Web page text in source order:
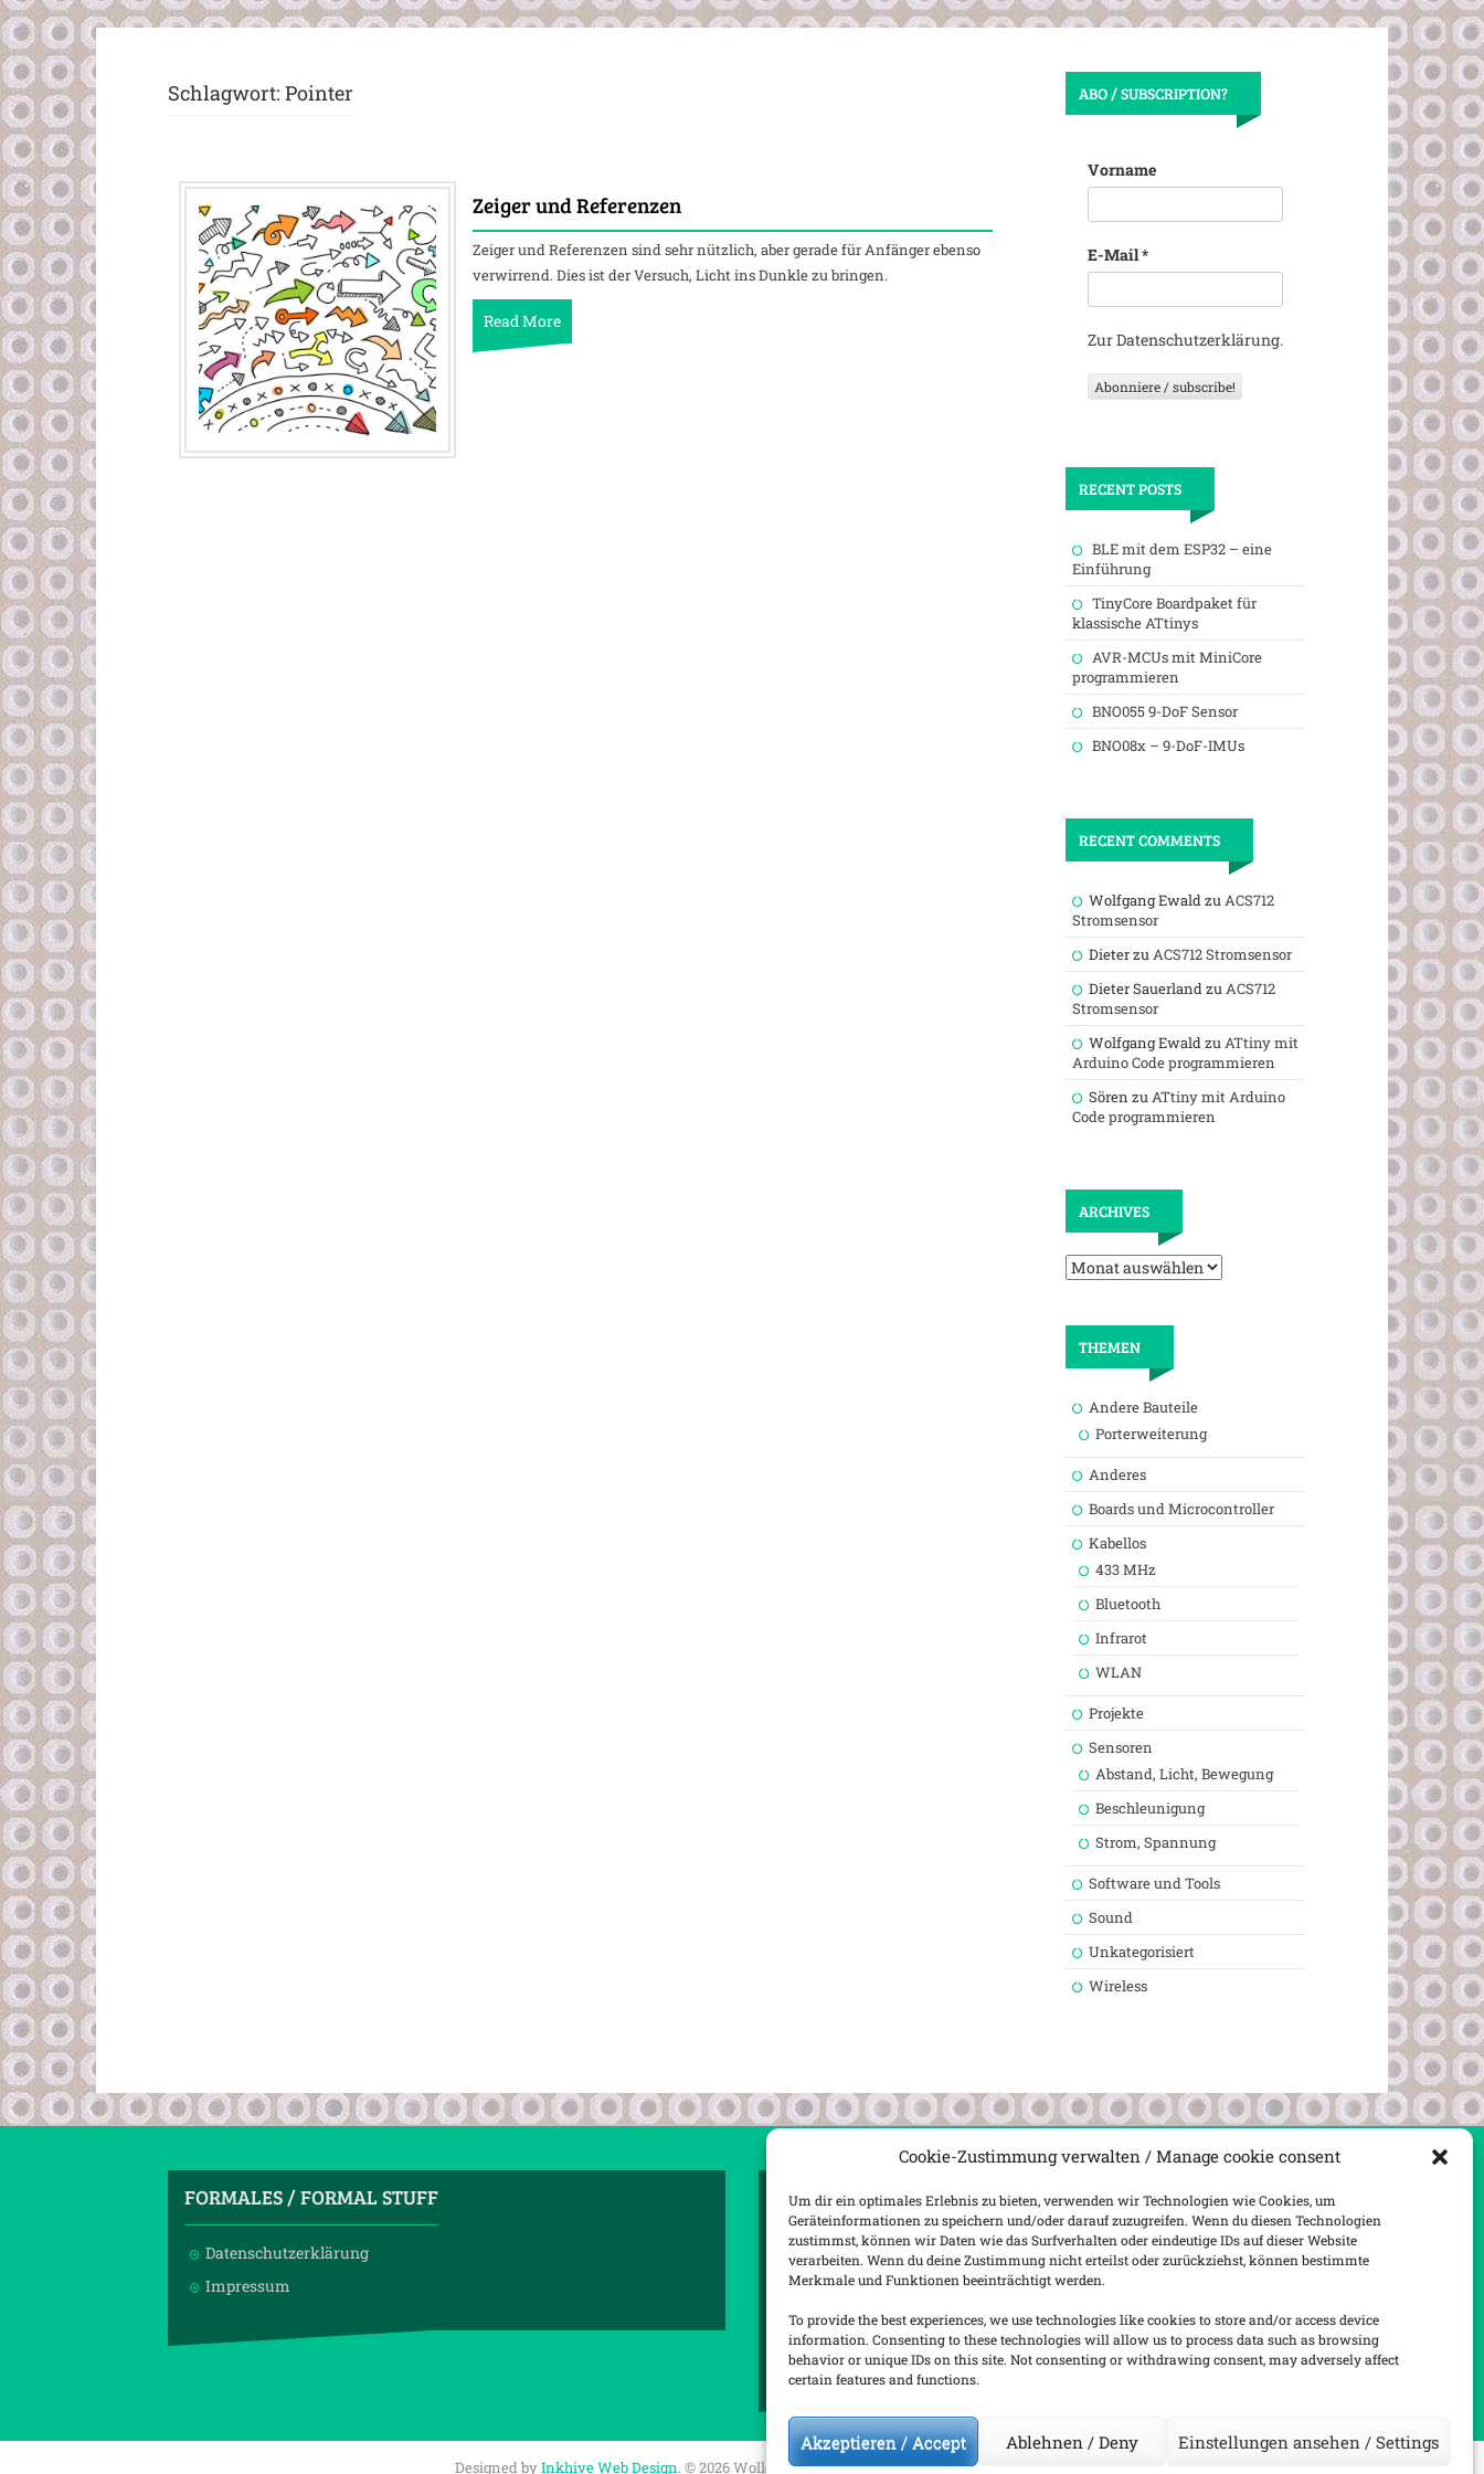
Cookie-Zustimmung verwalten / Manage cookie consent
Um dir ein optimales Erlebnis zu bieten, verwenden wir Technologien wie Cookies, um
Geräteinformationen zu speichern und/oder darauf zuzugreifen. Wenn du diesen Technologien
zustimmst, können wir Daten wie das Surfverhalten oder eindeutige IDs auf dieser Website
verarbeiten. Wenn du deine Zustimmung nicht erteilst oder zurückziehst, können bestimmte
Merkmale und Funktionen beeinträchtigt werden.
To provide the best experiences, we use technologies like cookies to store and/or access device
information. Consenting to these technologies will allow us to process data such as browsing
behavior or unique IDs on this site. Not consenting or withdrawing consent, may adversely affect
certain features and functions.
Akzeptieren / Accept Ablehnen / Deny Einstellungen ansehen / Settings
Schlagwort: Pointer
Zeiger und Referenzen
Zeiger und Referenzen sind sehr nützlich, aber gerade für Anfänger ebenso
verwirrend. Dies ist der Versuch, Licht ins Dunkle zu bringen.
Read More
ABO / SUBSCRIPTION?
Vorname
E-Mail*
Zur Datenschutzerklärung.
RECENT POSTS
BLE mit dem ESP32 – eine
Einführung
TinyCore Boardpaket für
klassische ATtinys
AVR-MCUs mit MiniCore
programmieren
BNO055 9-DoF Sensor
BNO08x – 9-DoF-IMUs
RECENT COMMENTS
Wolfgang EwaldzuACS712
Stromsensor
DieterzuACS712 Stromsensor
Dieter SauerlandzuACS712
Stromsensor
Wolfgang EwaldzuATtiny mit
Arduino Code programmieren
Sören zuATtiny mit Arduino
Code programmieren
ARCHIVES
THEMEN
Andere Bauteile
Porterweiterung
Anderes
Boards und Microcontroller
Kabellos
433 MHz
Bluetooth
Infrarot
WLAN
Projekte
Sensoren
Abstand, Licht, Bewegung
Beschleunigung
Strom, Spannung
Software und Tools
Sound
Unkategorisiert
Wireless
FORMALES / FORMAL STUFF
Datenschutzerklärung
Impressum
ANDERES / OTHER STUFF
Startseite
Raus in die Natur (->zum Blog meiner Frau).
Besucht mich auf Github
Designed byInkhive Web Design. © 2026 Wolles Elektronikkiste. All Rights Reserved.